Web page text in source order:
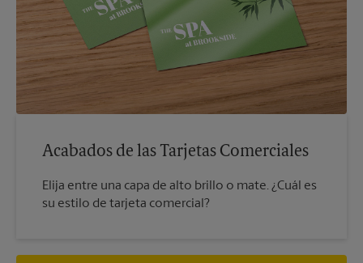
Acabados de las Tarjetas Comerciales
Elija entre una capa de alto brillo o mate. ¿Cuál es
su estilo de tarjeta comercial?